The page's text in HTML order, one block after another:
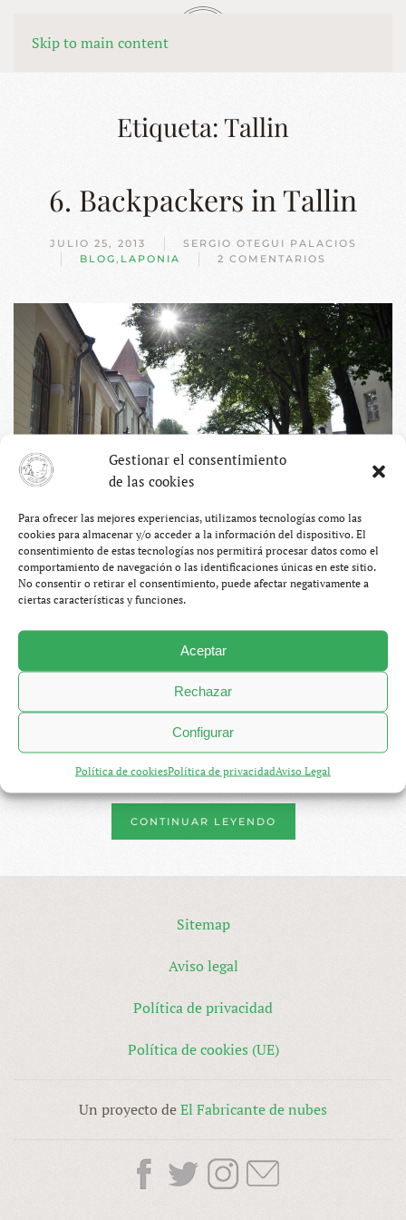
Gestionar el consentimiento
de las cookies
Para ofrecer las mejores experiencias, utilizamos tecnologías como las
cookies para almacenar y/o acceder a la información del dispositivo. El
consentimiento de estas tecnologías nos permitirá procesar datos como el
comportamiento de navegación o las identificaciones únicas en este sitio.
No consentir o retirar el consentimiento, puede afectar negativamente a
ciertas características y funciones.
Aceptar
Rechazar
Configurar
Política de cookiesPolítica de privacidadAviso Legal
Skip to main content
MENÚ
Etiqueta:Tallin
6. Backpackers in Tallin
JULIO 25, 2013
SERGIO OTEGUI PALACIOS
BLOG, LAPONIA 2 COMENTARIOS
EN
IN
TALLIN
Si no llueve, hace frío. Si no hace frío, hace viento. Si no
hace viento, está nublado. Si alguna vez ha salido el sol,
debíamos de estar echando la siesta. Entre una cosa y otra
vamos a volver más blancos de lo que nos fuimos (mira
que eso es difícil). Lejos de mejorar, el tiempo empeora
conforme nos acercamos a Laponia. Si esto sigue así,
vamos a tener que acabar por comprar unas chancletas de
piel de oso o directamente cambiar el nombre del viaje: “A
Laponia con fiebre”.
CONTINUAR LEYENDO
Sitemap
Aviso legal
Política de privacidad
Política de cookies (UE)
Un proyecto deEl Fabricante de nubes